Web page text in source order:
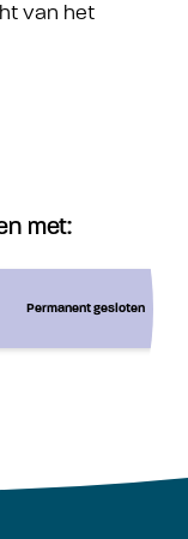
van het
met:
Permanent gesloten